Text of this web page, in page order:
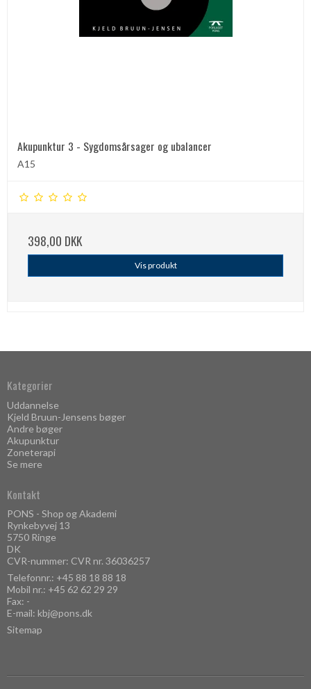
Akupunktur 3 - Sygdomsårsager og ubalancer
A15
398,00 DKK
Vis produkt
Kategorier
Uddannelse
Kjeld Bruun-Jensens bøger
Andre bøger
Akupunktur
Zoneterapi
Se mere
Kontakt
PONS - Shop og Akademi
Rynkebyvej 13
5750 Ringe
DK
CVR-nummer: CVR nr. 36036257
Telefonnr.: +45 88 18 88 18
Mobil nr.: +45 62 62 29 29
Fax: -
E-mail: kbj@pons.dk
Sitemap